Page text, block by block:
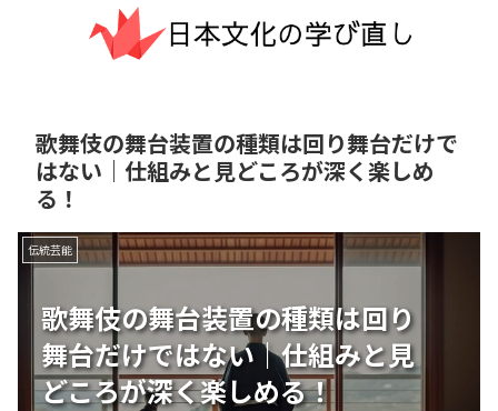
歌舞伎の舞台装置の種類は回り舞台だけで
はない｜仕組みと見どころが深く楽しめ
る！
歌舞伎の舞台装置の種類は回り
舞台だけではない｜仕組みと見
どころが深く楽しめる！
伝統芸能